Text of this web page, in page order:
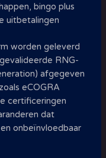
bingo plus
uitbetalingen
worden geleverd
RNG-
afgegeven
eCOGRA
certificeringen
dat
onbeïnvloedbaar